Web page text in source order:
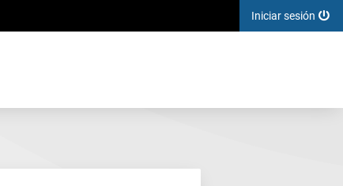
Iniciar sesión